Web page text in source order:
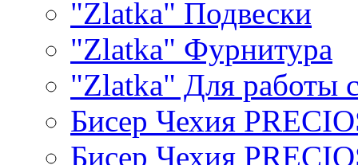
"Zlatka" Подвески
"Zlatka" Фурнитура
"Zlatka" Для работы
Бисер Чехия
Бисер Чехия